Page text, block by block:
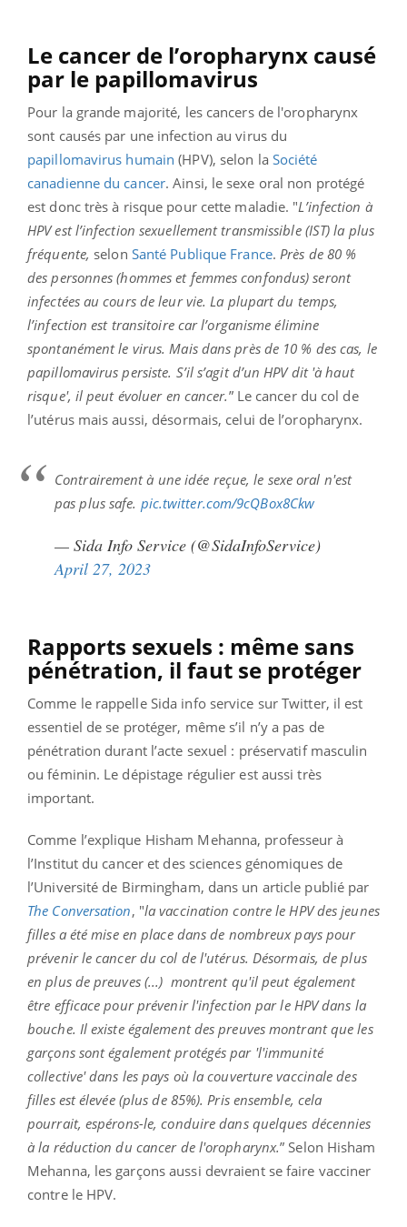
Le cancer de l’oropharynx causé
par le papillomavirus
Pour la grande majorité, les cancers de l'oropharynx
sont causés par une infection au virus du
papillomavirus humain (HPV), selon la Société
canadienne du cancer. Ainsi, le sexe oral non protégé
est donc très à risque pour cette maladie. "L’infection à
HPV est l’infection sexuellement transmissible (IST) la plus
fréquente, selon Santé Publique France. Près de 80 %
des personnes (hommes et femmes confondus) seront
infectées au cours de leur vie. La plupart du temps,
l’infection est transitoire car l’organisme élimine
spontanément le virus. Mais dans près de 10 % des cas, le
papillomavirus persiste. S’il s’agit d’un HPV dit 'à haut
risque', il peut évoluer en cancer.” Le cancer du col de
l’utérus mais aussi, désormais, celui de l’oropharynx.
Contrairement à une idée reçue, le sexe oral n'est
pas plus safe. pic.twitter.com/9cQBox8Ckw
— Sida Info Service (@SidaInfoService)
April 27, 2023
Rapports sexuels : même sans
pénétration, il faut se protéger
Comme le rappelle Sida info service sur Twitter, il est
essentiel de se protéger, même s’il n’y a pas de
pénétration durant l’acte sexuel : préservatif masculin
ou féminin. Le dépistage régulier est aussi très
important.
Comme l’explique Hisham Mehanna, professeur à
l’Institut du cancer et des sciences génomiques de
l’Université de Birmingham, dans un article publié par
The Conversation, "la vaccination contre le HPV des jeunes
filles a été mise en place dans de nombreux pays pour
prévenir le cancer du col de l'utérus. Désormais, de plus
en plus de preuves (...) montrent qu'il peut également
être efficace pour prévenir l'infection par le HPV dans la
bouche. Il existe également des preuves montrant que les
garçons sont également protégés par 'l'immunité
collective' dans les pays où la couverture vaccinale des
filles est élevée (plus de 85%). Pris ensemble, cela
pourrait, espérons-le, conduire dans quelques décennies
à la réduction du cancer de l'oropharynx.” Selon Hisham
Mehanna, les garçons aussi devraient se faire vacciner
contre le HPV.